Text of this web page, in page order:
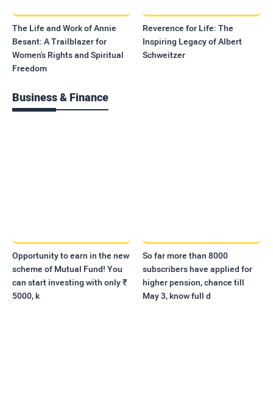
The Life and Work of Annie
Besant: A Trailblazer for
Women's Rights and Spiritual
Freedom
Reverence for Life: The
Inspiring Legacy of Albert
Schweitzer
Business & Finance
Opportunity to earn in the new
scheme of Mutual Fund! You
can start investing with only ₹
5000, k
So far more than 8000
subscribers have applied for
higher pension, chance till
May 3, know full d